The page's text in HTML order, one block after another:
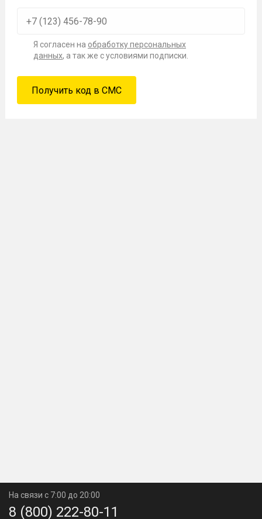
Я согласен на обработку персональных
данных, а так же с условиями подписки.
На связи с 7:00 до 20:00
8 (800) 222-80-11